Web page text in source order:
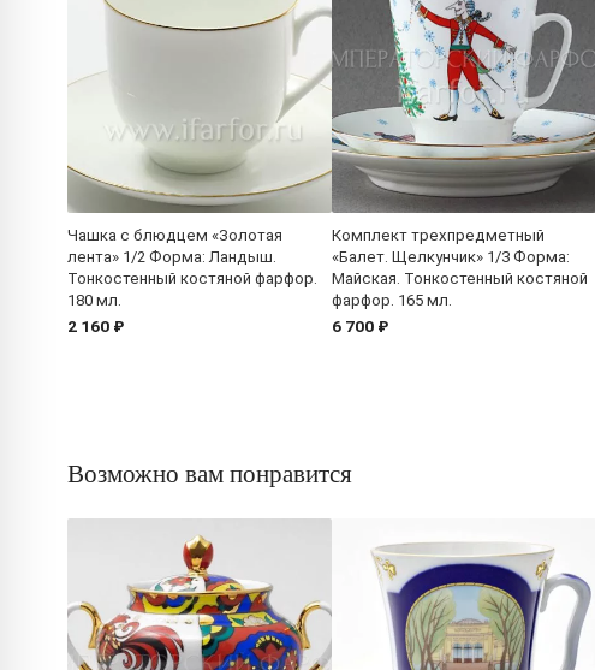
Чашка с блюдцем «Золотая
лента» 1/2 Форма: Ландыш.
Тонкостенный костяной фарфор.
180 мл.
2 160 ₽
Комплект трехпредметный
«Балет. Щелкунчик» 1/3 Форма:
Майская. Тонкостенный костяной
фарфор. 165 мл.
6 700 ₽
Возможно вам понравится